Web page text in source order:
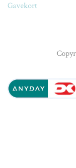
Gavekort